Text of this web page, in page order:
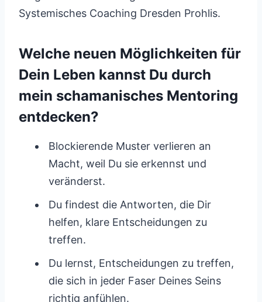
Systemisches Coaching Dresden Prohlis.
Welche neuen Möglichkeiten für
Dein Leben kannst Du durch
mein schamanisches Mentoring
entdecken?
Blockierende Muster verlieren an
Macht, weil Du sie erkennst und
veränderst.
Du findest die Antworten, die Dir
helfen, klare Entscheidungen zu
treffen.
Du lernst, Entscheidungen zu treffen,
die sich in jeder Faser Deines Seins
richtig anfühlen.